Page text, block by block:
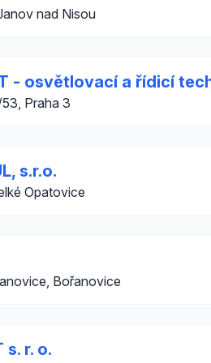
nad Nisou
- osvětlovací a řídicí
Praha 3
s.r.o.
Opatovice
Bořanovice
s. r. o.